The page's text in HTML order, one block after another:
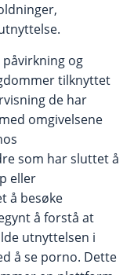
og
tilknyttet
de har
omgivelsene
som har sluttet å
eller
å besøke
å forstå at
utnyttelsen i
å se porno. Dette